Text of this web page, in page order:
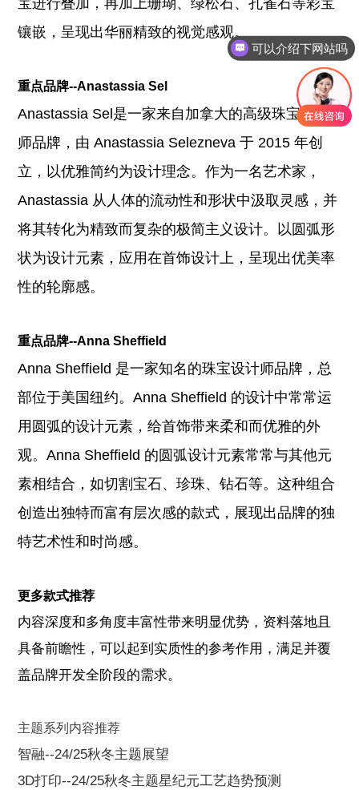
宝进行叠加，再加上珊瑚、绿松石、孔雀石等彩宝
镶嵌，呈现出华丽精致的视觉感观。
重点品牌--Anastassia Sel
Anastassia Sel是一家来自加拿大的高级珠宝设计
师品牌，由 Anastassia Selezneva 于 2015 年创
立，以优雅简约为设计理念。作为一名艺术家，
Anastassia 从人体的流动性和形状中汲取灵感，并
将其转化为精致而复杂的极简主义设计。以圆弧形
状为设计元素，应用在首饰设计上，呈现出优美率
性的轮廓感。
重点品牌--Anna Sheffield
Anna Sheffield 是一家知名的珠宝设计师品牌，总
部位于美国纽约。Anna Sheffield 的设计中常常运
用圆弧的设计元素，给首饰带来柔和而优雅的外
观。Anna Sheffield 的圆弧设计元素常常与其他元
素相结合，如切割宝石、珍珠、钻石等。这种组合
创造出独特而富有层次感的款式，展现出品牌的独
特艺术性和时尚感。
更多款式推荐
内容深度和多角度丰富性带来明显优势，资料落地且
具备前瞻性，可以起到实质性的参考作用，满足并覆
盖品牌开发全阶段的需求。
主题系列内容推荐
智融--24/25秋冬主题展望
3D打印--24/25秋冬主题星纪元工艺趋势预测
可以介绍下网站吗
如何了解更多资讯内容